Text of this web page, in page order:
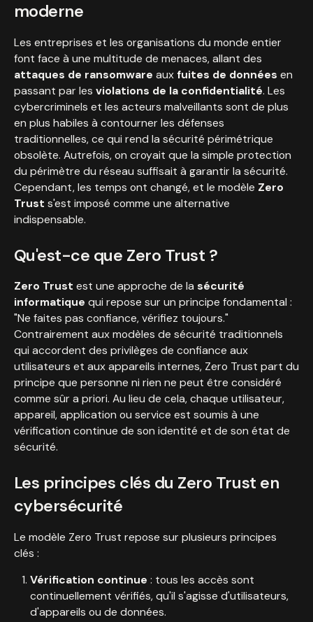
moderne
Les entreprises et les organisations du monde entier
font face à une multitude de menaces, allant des
attaques de ransomware aux fuites de données en
passant par les violations de la confidentialité. Les
cybercriminels et les acteurs malveillants sont de plus
en plus habiles à contourner les défenses
traditionnelles, ce qui rend la sécurité périmétrique
obsolète. Autrefois, on croyait que la simple protection
du périmètre du réseau suffisait à garantir la sécurité.
Cependant, les temps ont changé, et le modèle Zero
Trust s'est imposé comme une alternative
indispensable.
Qu'est-ce que Zero Trust ?
Zero Trust est une approche de la sécurité
informatique qui repose sur un principe fondamental :
"Ne faites pas confiance, vérifiez toujours."
Contrairement aux modèles de sécurité traditionnels
qui accordent des privilèges de confiance aux
utilisateurs et aux appareils internes, Zero Trust part du
principe que personne ni rien ne peut être considéré
comme sûr a priori. Au lieu de cela, chaque utilisateur,
appareil, application ou service est soumis à une
vérification continue de son identité et de son état de
sécurité.
Les principes clés du Zero Trust en
cybersécurité
Le modèle Zero Trust repose sur plusieurs principes
clés :
Vérification continue : tous les accès sont
continuellement vérifiés, qu'il s'agisse d'utilisateurs,
d'appareils ou de données.